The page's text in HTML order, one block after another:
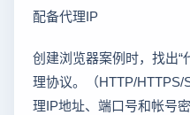
配备代理IP
创建浏览器案例时，找出“
理协议。（HTTP/
理IP地址、端口号和帐号